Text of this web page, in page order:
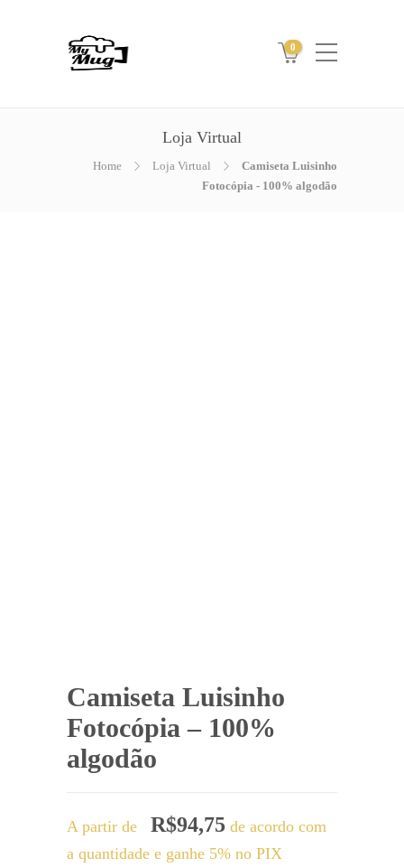
0
Loja Virtual
Home Loja Virtual
Camiseta Luisinho
Fotocópia - 100% algodão
Camiseta Luisinho
Fotocópia – 100%
algodão
A partir de R$94,75 de acordo com
a quantidade e ganhe 5% no PIX